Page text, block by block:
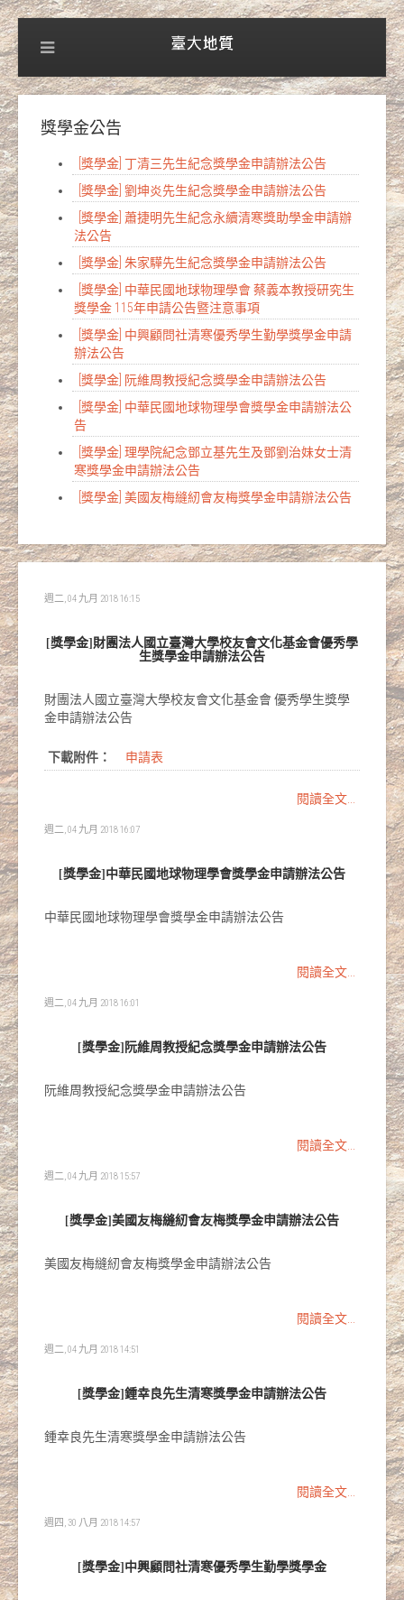
獎學金公告
[獎學金] 丁清三先生紀念獎學金申請辦法公告
[獎學金] 劉坤炎先生紀念獎學金申請辦法公告
[獎學金] 蕭捷明先生紀念永續清寒獎助學金申請辦
法公告
[獎學金] 朱家驊先生紀念獎學金申請辦法公告
[獎學金] 中華民國地球物理學會 蔡義本教授研究生
獎學金 115年申請公告暨注意事項
[獎學金] 中興顧問社清寒優秀學生勤學獎學金申請
辦法公告
[獎學金] 阮維周教授紀念獎學金申請辦法公告
[獎學金] 中華民國地球物理學會獎學金申請辦法公
告
[獎學金] 理學院紀念鄧立基先生及鄧劉治妹女士清
寒獎學金申請辦法公告
[獎學金] 美國友梅縫紉會友梅獎學金申請辦法公告
週二, 04 九月 2018 16:15
[獎學金]財團法人國立臺灣大學校友會文化基金會優秀學
生獎學金申請辦法公告
財團法人國立臺灣大學校友會文化基金會 優秀學生獎學
金申請辦法公告
下載附件： 申請表
閱讀全文...
週二, 04 九月 2018 16:07
[獎學金]中華民國地球物理學會獎學金申請辦法公告
中華民國地球物理學會獎學金申請辦法公告
閱讀全文...
週二, 04 九月 2018 16:01
[獎學金]阮維周教授紀念獎學金申請辦法公告
阮維周教授紀念獎學金申請辦法公告
閱讀全文...
週二, 04 九月 2018 15:57
[獎學金]美國友梅縫紉會友梅獎學金申請辦法公告
美國友梅縫紉會友梅獎學金申請辦法公告
閱讀全文...
週二, 04 九月 2018 14:51
[獎學金]鍾幸良先生清寒獎學金申請辦法公告
鍾幸良先生清寒獎學金申請辦法公告
閱讀全文...
週四, 30 八月 2018 14:57
[獎學金]中興顧問社清寒優秀學生勤學獎學金